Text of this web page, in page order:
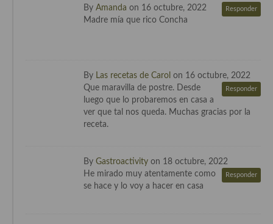
By Amanda on 16 octubre, 2022 Responder
Madre mía que rico Concha
By Las recetas de Carol on 16 octubre, 2022
Responder
Que maravilla de postre. Desde
luego que lo probaremos en casa a
ver que tal nos queda. Muchas gracias por la
receta.
By Gastroactivity on 18 octubre, 2022
Responder
He mirado muy atentamente como
se hace y lo voy a hacer en casa